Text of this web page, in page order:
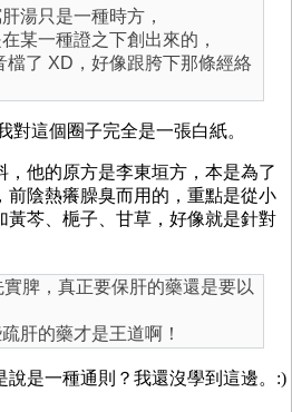
湯只是一種時方，
某一種證之下創出來的，
檔了 XD，好像跟胯下那條經絡
對這個圈子完全是一張白紙。
他的原方是李東垣方，本是為了
前陰熱癢臊臭而用的，重點是從小
黃芩、梔子、甘草，好像就是針對
脾，真正要保肝的藥還是要以
肝的藥才是王道啊！
說是一種通則？我還沒學到這邊。:)